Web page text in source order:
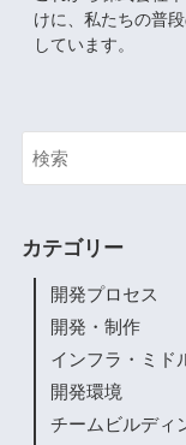
けに、私たちの普
しています。
カテゴリー
開発プロセス
開発・制作
インフラ・ミド
開発環境
チームビルディ